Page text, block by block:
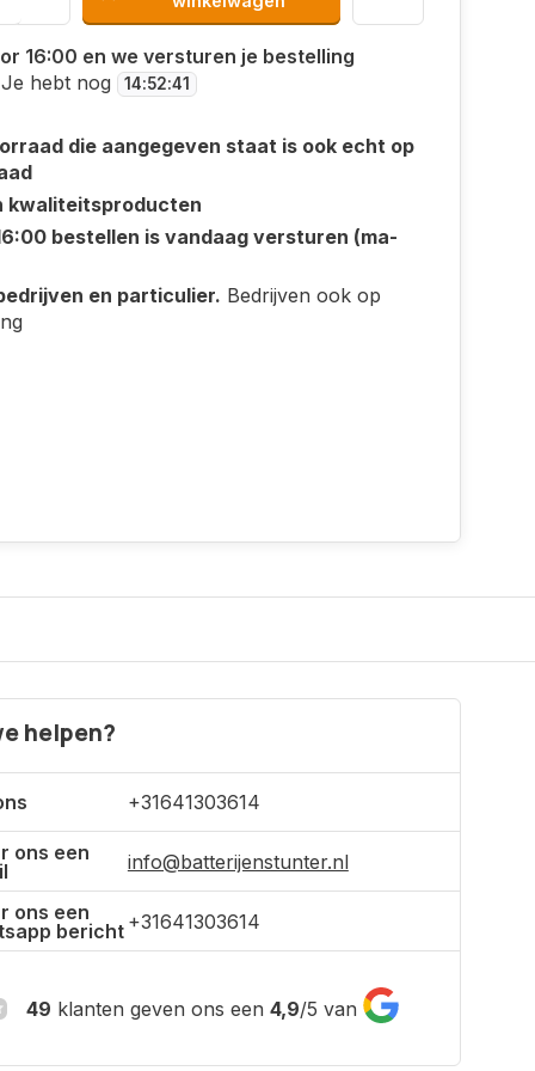
16:00 en we versturen je bestelling
hebt nog
14:52:40
die aangegeven staat is ook echt op
kwaliteitsproducten
bestellen is vandaag versturen (ma-
en particulier. Bedrijven ook op
helpen?
+31641303614
ons een
info@batterijenstunter.nl
ons een
bericht +31641303614
49 klanten geven ons een 4,9/5 van